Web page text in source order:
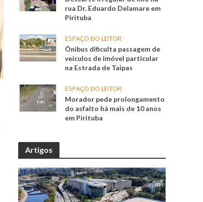
rua Dr. Eduardo Delamare em
Pirituba
ESPAÇO DO LEITOR
Ônibus dificulta passagem de
veículos de imóvel particular
na Estrada de Taipas
ESPAÇO DO LEITOR
Morador pede prolongamento
do asfalto há mais de 10 anos
em Pirituba
Artigos